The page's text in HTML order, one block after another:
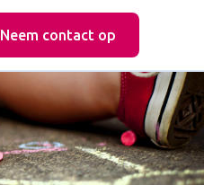
Neem contact op